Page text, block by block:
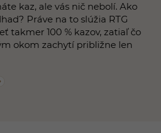
kaz, ale vás nič nebolí. Ako
Práve na to slúžia RTG
takmer 100 % kazov, zatiaľ čo
okom zachytí približne len